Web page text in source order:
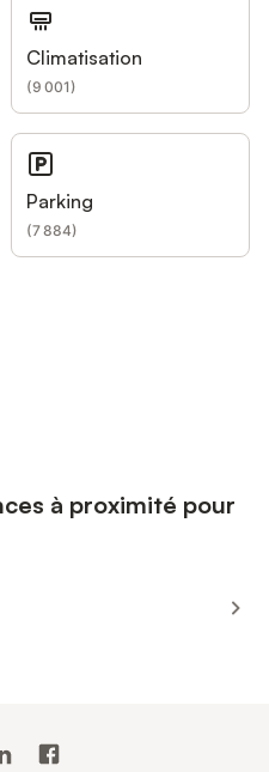
Climatisation
(9 001)
Parking
(7 884)
à proximité pour